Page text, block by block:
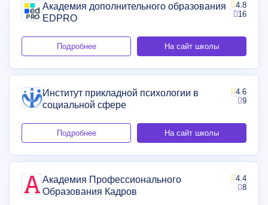
Академия дополнительного образования
EDPRO
4.8
16
Подробнее На сайт школы
Институт прикладной психологии в
социальной сфере
4.6
9
Подробнее На сайт школы
Академия Профессионального
Образования Кадров
4.4
8